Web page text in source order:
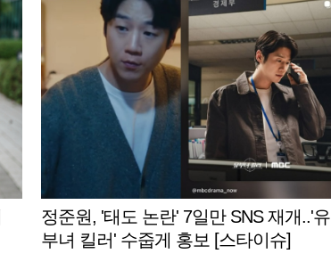
정준원, '태도 논란' 7일만 SNS 재개..'유
부녀 킬러' 수줍게 홍보 [스타이슈]